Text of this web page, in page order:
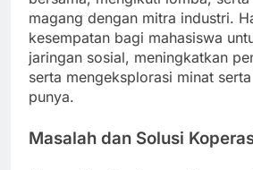
magang dengan mitra industri.
kesempatan bagi mahasiswa
jaringan sosial, meningkatkan
serta mengeksplorasi minat
punya.
Masalah dan Solusi